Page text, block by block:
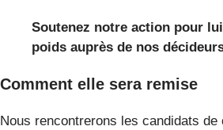
Soutenez notre action pour
poids auprès de nos
Comment elle sera remise
Nous rencontrerons les candidats de